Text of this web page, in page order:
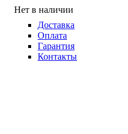
Нет в наличии
Доставка
Оплата
Гарантия
Контакты